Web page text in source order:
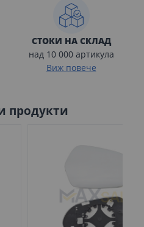
СТОКИ НА СКЛАД
над 10 000 артикула
Виж повече
продукти